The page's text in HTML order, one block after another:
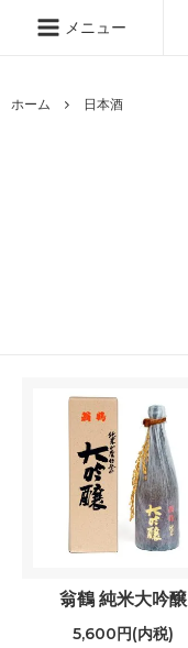
メニュー
ホーム 日本酒
翁鶴 純米大吟醸
5,600円(内税)